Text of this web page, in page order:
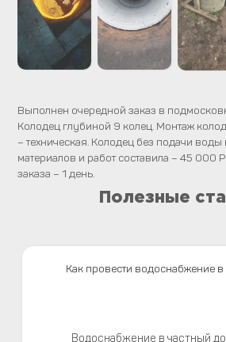
Выполнен очередной заказ в
Колодец глубиной 9 колец. Монтаж
– техническая. Колодец без подачи воды
материалов и работ составила – 45 000
заказа – 1 день.
Полезные
Как провести водоснабжение
Водоснабжение в частный